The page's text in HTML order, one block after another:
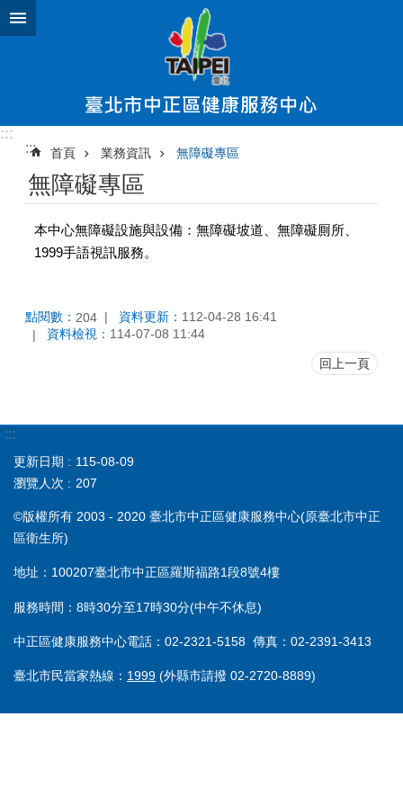
跳到主要內容區塊
:::
:::
首頁 業務資訊 無障礙專區
無障礙專區
本中心無障礙設施與設備：無障礙坡道、無障礙厠所、
1999手語視訊服務。
點閱數： 204 資料更新： 112-04-28 16:41
資料檢視： 114-07-08 11:44
回上一頁
:::
更新日期
115-08-09
瀏覽人次
207
©版權所有 2003 - 2020 臺北市中正區健康服務中心(原臺北市中正
區衛生所)
地址：100207臺北市中正區羅斯福路1段8號4樓
服務時間：8時30分至17時30分(中午不休息)
中正區健康服務中心電話：02-2321-5158 傳真：02-2391-3413
臺北市民當家熱線： 1999 (外縣市請撥 02-2720-8889)